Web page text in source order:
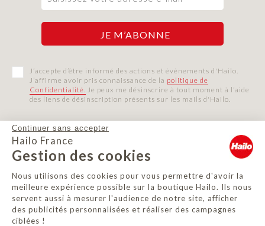
J’accepte d’être informé des actions et évènements d'Hailo.
J’affirme avoir pris connaissance de la politique de
Confidentialité. Je peux me désinscrire à tout moment à l’aide
des liens de désinscription présents sur les mails d'Hailo.
Service après-vente
Par mail,c'est ici
Service client
Continuer sans accepter
Hailo France
Gestion des cookies
Nous utilisons des cookies pour vous permettre d'avoir la
meilleure expérience possible sur la boutique Hailo. Ils nous
servent aussi à mesurer l'audience de notre site, afficher
des publicités personnalisées et réaliser des campagnes
ciblées !